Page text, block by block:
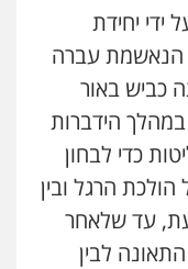
יחידת
הנאשמת עברה
כביש באור
הידברות
כדי לבחון
הרגל ובין
עד שלאחר
התאונה לבין